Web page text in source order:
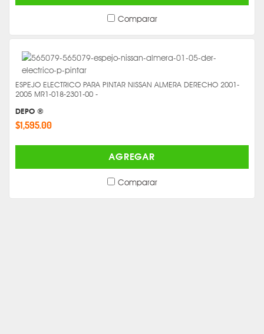
Comparar
ESPEJO ELECTRICO PARA PINTAR NISSAN ALMERA DERECHO 2001-
2005 MR1-018-2301-00 -
DEPO ®
$1,595.00
AGREGAR
Comparar